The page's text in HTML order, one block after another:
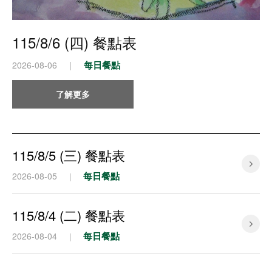
115/8/6 (四) 餐點表
2026-08-06 | 每日餐點
了解更多
115/8/5 (三) 餐點表
2026-08-05 | 每日餐點
115/8/4 (二) 餐點表
2026-08-04 | 每日餐點